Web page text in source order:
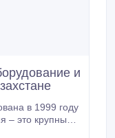
и
в 1999 году
– это крупный